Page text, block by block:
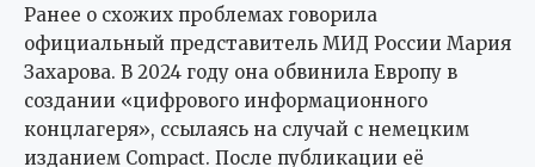
Ранее о схожих проблемах говорила
официальный представитель МИД России Мария
Захарова. В 2024 году она обвинила Европу в
создании «цифрового информационного
концлагеря», ссылаясь на случай с немецким
изданием Compact. После публикации её